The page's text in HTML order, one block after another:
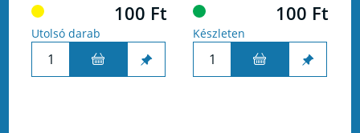
100 Ft
Utolsó darab
100 Ft
Készleten